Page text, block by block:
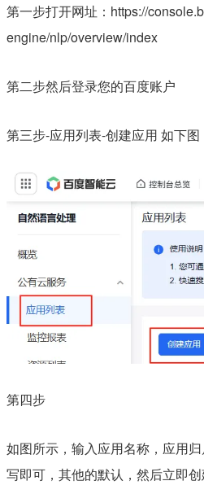
第一步打开网址：https://
engine/nlp/overview/index
第二步然后登录您的百度账户
第三步-应用列表-创建应用 如下图
第四步
如图所示，输入应用名称，应用
写即可，其他的默认，然后立即